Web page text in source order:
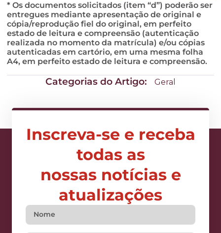
* Os documentos solicitados (item “d”) poderão ser
entregues mediante apresentação de original e
cópia/reprodução fiel do original, em perfeito
estado de leitura e compreensão (autenticação
realizada no momento da matrícula) e/ou cópias
autenticadas em cartório, em uma mesma folha
A4, em perfeito estado de leitura e compreensão.
Categorias do Artigo: Geral
Inscreva-se e receba
todas as
nossas notícias e
atualizações